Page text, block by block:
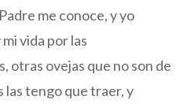
me conoce, y yo
vida por las
otras ovejas que no son de
las tengo que traer, y